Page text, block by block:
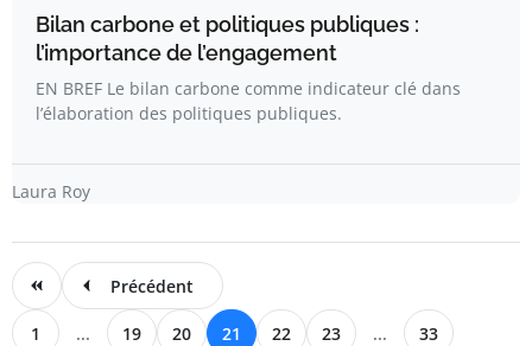
Bilan carbone et politiques publiques :
l’importance de l’engagement
EN BREF Le bilan carbone comme indicateur clé dans
l’élaboration des politiques publiques.
Laura Roy
Précédent
1 ... 19 20 21 22 23 ... 33